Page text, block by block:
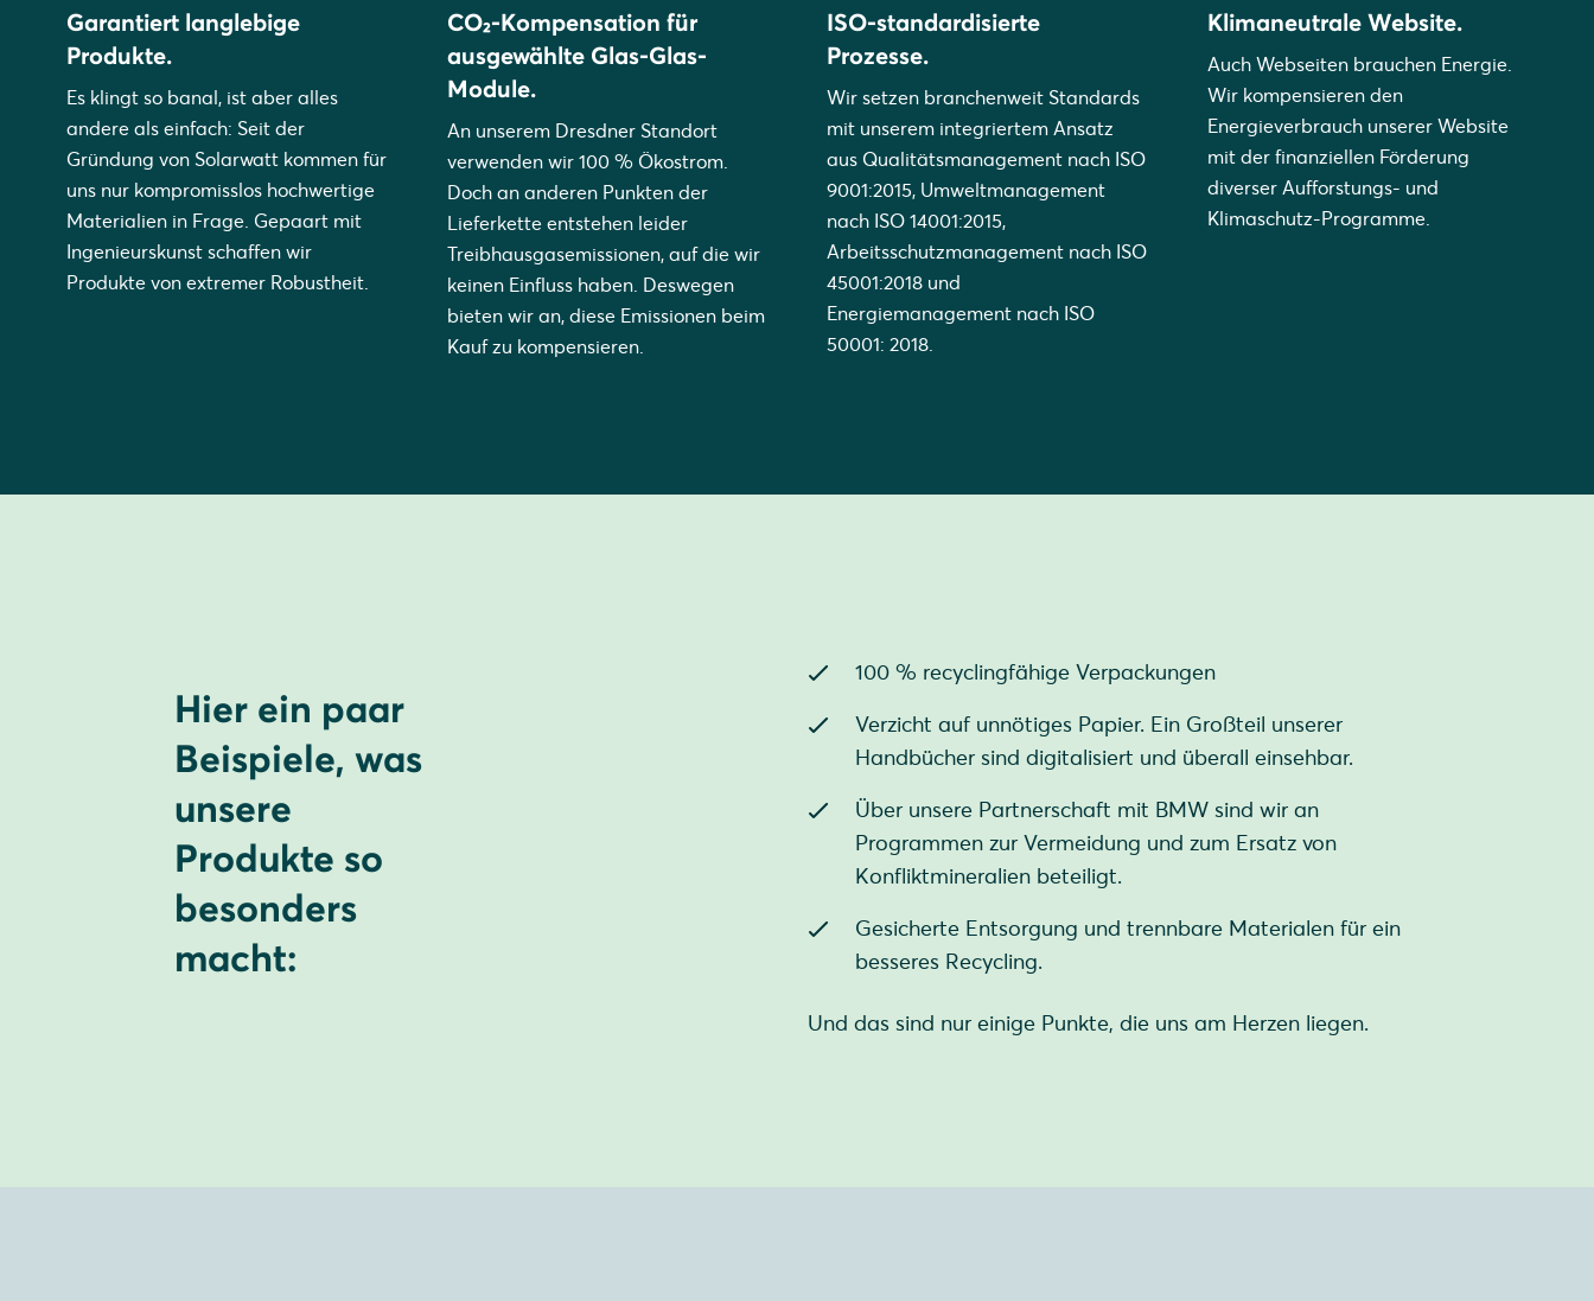
Garantiert langlebige
Produkte.
Es klingt so banal, ist aber alles
andere als einfach: Seit der
Gründung von Solarwatt kommen für
uns nur kompromisslos hochwertige
Materialien in Frage. Gepaart mit
Ingenieurskunst schaffen wir
Produkte von extremer Robustheit.
CO₂-Kompensation für
ausgewählte Glas-Glas-
Module.
An unserem Dresdner Standort
verwenden wir 100 % Ökostrom.
Doch an anderen Punkten der
Lieferkette entstehen leider
Treibhausgasemissionen, auf die wir
keinen Einfluss haben. Deswegen
bieten wir an, diese Emissionen beim
Kauf zu kompensieren.
ISO-standardisierte
Prozesse.
Wir setzen branchenweit Standards
mit unserem integriertem Ansatz
aus Qualitätsmanagement nach ISO
9001:2015, Umweltmanagement
nach ISO 14001:2015,
Arbeitsschutzmanagement nach ISO
45001:2018 und
Energiemanagement nach ISO
50001: 2018.
Klimaneutrale Website.
Auch Webseiten brauchen Energie.
Wir kompensieren den
Energieverbrauch unserer Website
mit der finanziellen Förderung
diverser Aufforstungs- und
Klimaschutz-Programme.
Hier ein paar
Beispiele, was
unsere
Produkte so
besonders
macht:
100 % recyclingfähige Verpackungen
Verzicht auf unnötiges Papier. Ein Großteil unserer
Handbücher sind digitalisiert und überall einsehbar.
Über unsere Partnerschaft mit BMW sind wir an
Programmen zur Vermeidung und zum Ersatz von
Konfliktmineralien beteiligt.
Gesicherte Entsorgung und trennbare Materialen für ein
besseres Recycling.
Und das sind nur einige Punkte, die uns am Herzen liegen.